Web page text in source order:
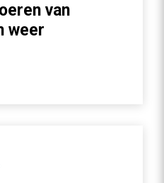
van
weer